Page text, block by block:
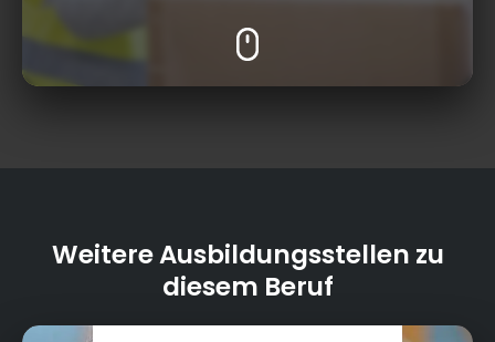
Weitere Ausbildungsstellen zu
diesem Beruf